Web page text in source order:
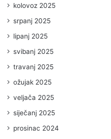
kolovoz 2025
srpanj 2025
lipanj 2025
svibanj 2025
travanj 2025
ožujak 2025
veljača 2025
siječanj 2025
prosinac 2024